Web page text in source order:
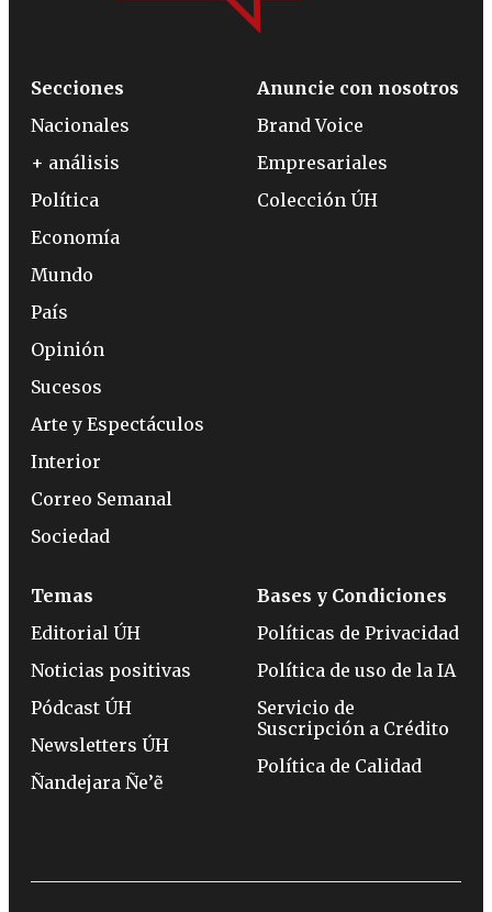
Secciones
Nacionales
+ análisis
Política
Economía
Mundo
País
Opinión
Sucesos
Arte y Espectáculos
Interior
Correo Semanal
Sociedad
Anuncie con nosotros
Brand Voice
Empresariales
Colección ÚH
Temas
Editorial ÚH
Noticias positivas
Pódcast ÚH
Newsletters ÚH
Ñandejara Ñe’ẽ
Bases y Condiciones
Políticas de Privacidad
Política de uso de la IA
Servicio de
Suscripción a Crédito
Política de Calidad